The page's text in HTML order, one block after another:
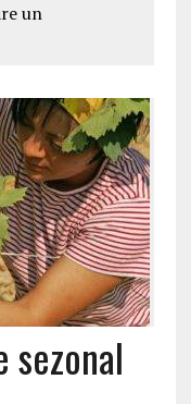
un
sezonal